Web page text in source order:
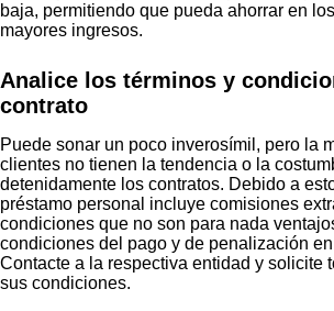
baja, permitiendo que pueda ahorrar en
mayores ingresos.
Analice los términos y
contrato
Puede sonar un poco inverosímil, pero la
clientes no tienen la tendencia o la
detenidamente los contratos. Debido a
préstamo personal incluye comisiones
condiciones que no son para nada
condiciones del pago y de penalización
Contacte a la respectiva entidad y solicite
sus condiciones.